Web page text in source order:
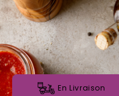
LA CARTE
VOTRE COMPTE
NOTRE RESTAURANT
VOS AVIS En Livraison